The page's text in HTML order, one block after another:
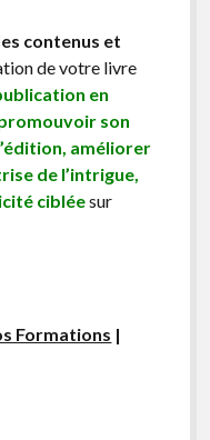
contenus et
de votre livre
en
son
améliorer
de l’intrigue,
cibléesur
Formations |